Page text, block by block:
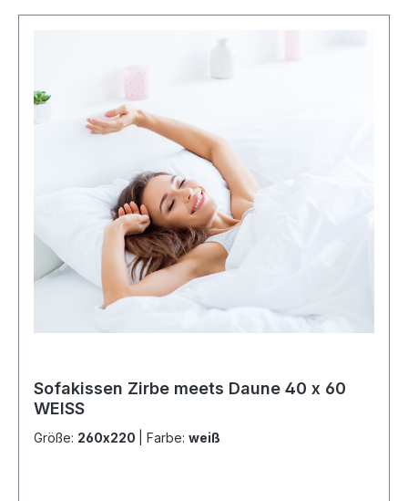
Sofakissen Zirbe meets Daune 40 x 60
WEISS
Größe: 260x220 Farbe: weiß